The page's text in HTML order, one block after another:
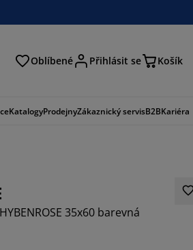
Oblíbené Přihlásit se Košík
KatalogyProdejnyZákaznický servisB2BKariéra
35x60 barevná